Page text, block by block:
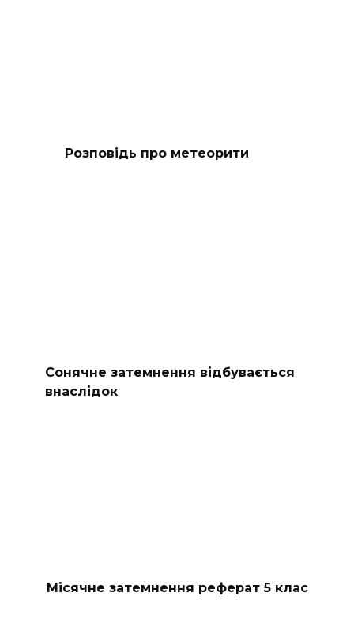
Розповідь про метеорити
Сонячне затемнення відбувається
внаслідок
Місячне затемнення реферат 5 клас